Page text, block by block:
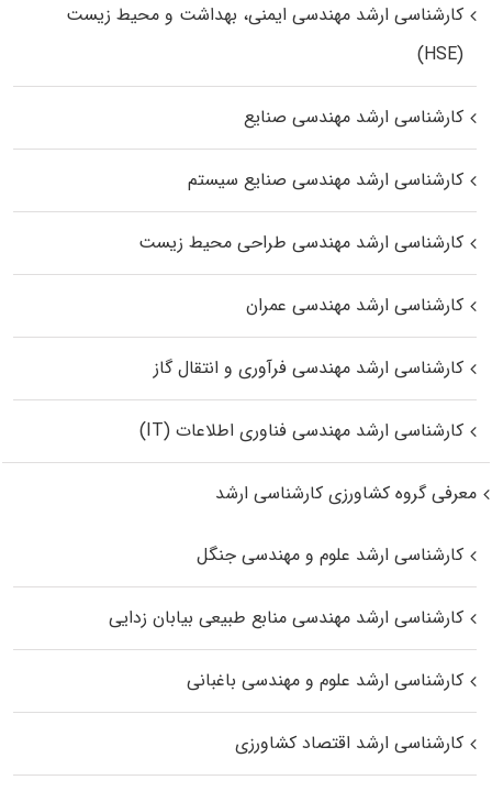
کارشناسی ارشد مهندسی ایمنی، بهداشت و محیط زیست
(HSE)
کارشناسی ارشد مهندسی صنایع
کارشناسی ارشد مهندسی صنایع سیستم
کارشناسی ارشد مهندسی طراحی محیط زیست
کارشناسی ارشد مهندسی عمران
کارشناسی ارشد مهندسی فرآوری و انتقال گاز
کارشناسی ارشد مهندسی فناوری اطلاعات (IT)
معرفی گروه کشاورزی کارشناسی ارشد
کارشناسی ارشد علوم و مهندسی جنگل
کارشناسی ارشد مهندسی منابع طبیعی بیابان زدایی
کارشناسی ارشد علوم و مهندسی باغبانی
کارشناسی ارشد اقتصاد کشاورزی